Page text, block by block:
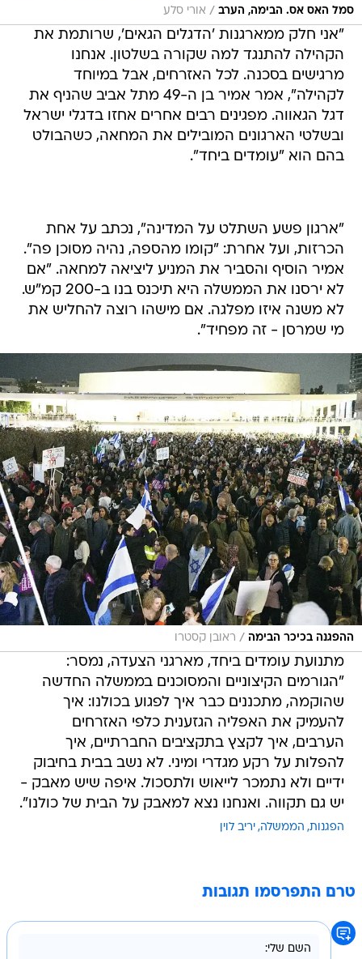
סמל האס אס. הבימה, הערב / אורי סלע
"אני חלק ממארגנות 'הדגלים הגאים', שרותמת את
הקהילה להתנגד למה שקורה בשלטון. אנחנו
מרגישים בסכנה. לכל האזרחים, אבל במיוחד
לקהילה", אמר אמיר בן ה-49 מתל אביב שהניף את
דגל הגאווה. מפגינים רבים אחרים אחזו בדגלי ישראל
ובשלטי הארגונים המובילים את המחאה, כשהבולט
בהם הוא "עומדים ביחד".
"ארגון פשע השתלט על המדינה", נכתב על אחת
הכרזות, ועל אחרת: "קומו מהספה, נהיה מסוכן פה".
אמיר הוסיף והסביר את המניע ליציאה למחאה. "אם
לא ירסנו את הממשלה היא תיכנס בנו ב-200 קמ"ש.
לא משנה איזו מפלגה. אם מישהו רוצה להחליש את
מי שמרסן - זה מפחיד".
ההפגנה בכיכר הבימה / ראובן קסטרו
מתנועת עומדים ביחד, מארגני הצעדה, נמסר:
"הגורמים הקיצוניים והמסוכנים בממשלה החדשה
שהוקמה, מתכננים כבר איך לפגוע בכולנו: איך
להעמיק את האפליה הגזענית כלפי האזרחים
הערבים, איך לקצץ בתקציבים החברתיים, איך
להפלות על רקע מגדרי ומיני. לא נשב בבית בחיבוק
ידיים ולא נתמכר לייאוש ולתסכול. איפה שיש מאבק -
יש גם תקווה. ואנחנו נצא למאבק על הבית של כולנו".
הפגנות הממשלה יריב לוין
טרם התפרסמו תגובות